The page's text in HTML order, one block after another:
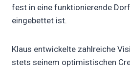
fest in eine funktionierende
eingebettet ist.
Klaus entwickelte zahlreiche
stets seinem optimistischen